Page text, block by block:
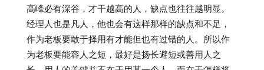
高峰必有深谷，才干越高的人，缺点也往往越明显。
经理人也是凡人，他也会有这样那样的缺点和不足，
作为老板要敢于择用有才能但也有过错的人。所以作
为老板要能容人之短，最好是扬长避短或善用人之